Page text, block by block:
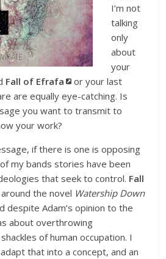
I’m not
talking
only
about
your
Fall of Efrafa
or your last
are equally eye-catching. Is
you want to transmit to
your work?
if there is one is opposing
my bands stories have been
that seek to control. Fall
the novel Watership Down
despite Adam’s opinion to the
about overthrowing
of human occupation. I
that into a concept, and an